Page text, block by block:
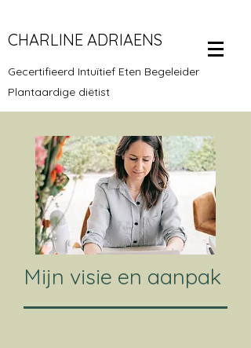
CHARLINE ADRIAENS
Gecertifieerd Intuïtief Eten Begeleider
Plantaardige diëtist
Mijn visie en aanpak